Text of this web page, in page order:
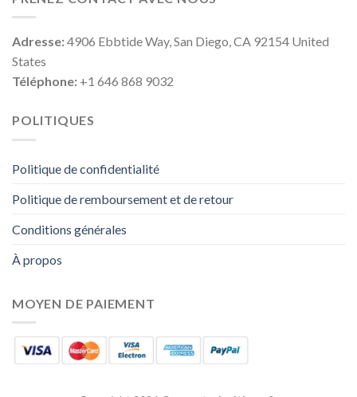
Adresse:4906 Ebbtide Way, San Diego, CA 92154 United
States
Téléphone: +1 646 868 9032
POLITIQUES
Politique de confidentialité
Politique de remboursement et de retour
Conditions générales
À propos
MOYEN DE PAIEMENT